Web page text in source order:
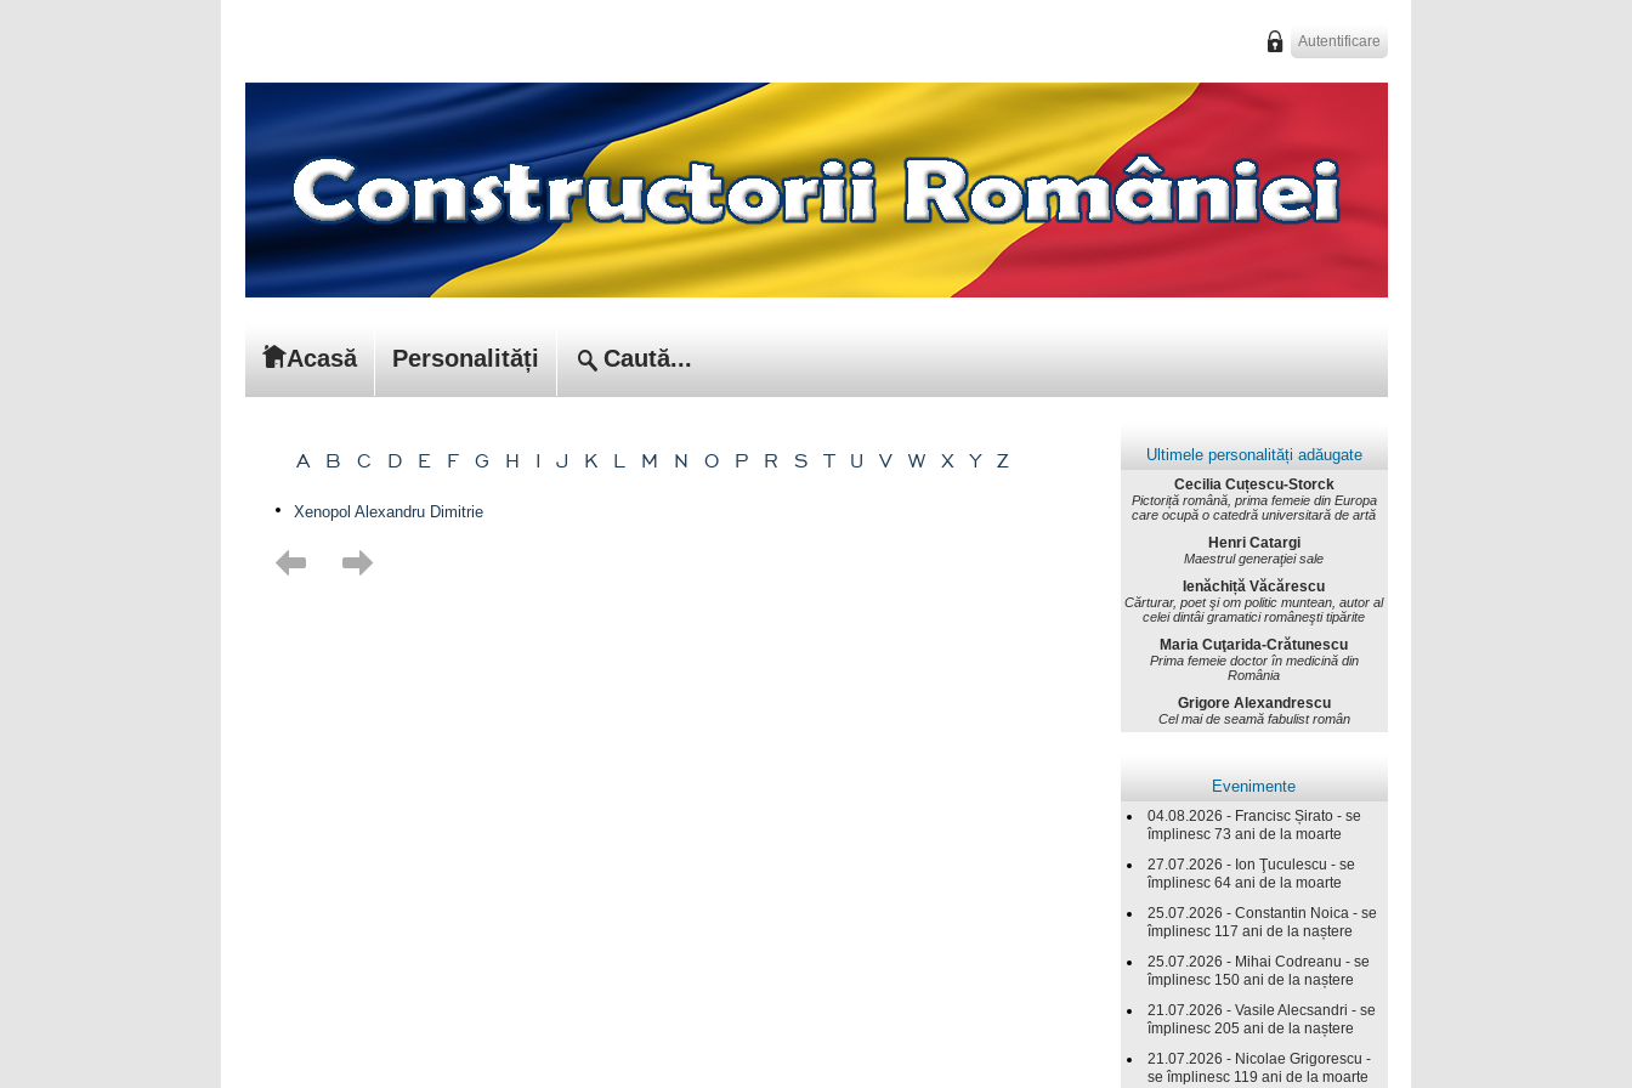
Autentificare
Acasă Personalități
A B C D E F G H I J K L M N O P R S T U V W X Y Z
Xenopol Alexandru Dimitrie
Ultimele personalități adăugate
Cecilia Cuțescu-Storck
Pictoriță română, prima femeie din Europa
care ocupă o catedră universitară de artă
Henri Catargi
Maestrul generaţiei sale
Ienăchiță Văcărescu
Cărturar, poet şi om politic muntean, autor al
celei dintâi gramatici româneşti tipărite
Maria Cuţarida-Crătunescu
Prima femeie doctor în medicină din
România
Grigore Alexandrescu
Cel mai de seamă fabulist român
Evenimente
04.08.2026 - Francisc Șirato - se
împlinesc 73 ani de la moarte
27.07.2026 - Ion Ţuculescu - se
împlinesc 64 ani de la moarte
25.07.2026 - Constantin Noica - se
împlinesc 117 ani de la naștere
25.07.2026 - Mihai Codreanu - se
împlinesc 150 ani de la naștere
21.07.2026 - Vasile Alecsandri - se
împlinesc 205 ani de la naștere
21.07.2026 - Nicolae Grigorescu -
se împlinesc 119 ani de la moarte